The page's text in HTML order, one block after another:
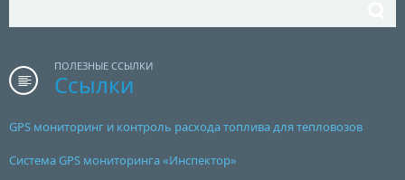
ПОЛЕЗНЫЕ ССЫЛКИ
Ссылки
GPS мониторинг и контроль расхода топлива для тепловозов
Система GPS мониторинга «Инспектор»